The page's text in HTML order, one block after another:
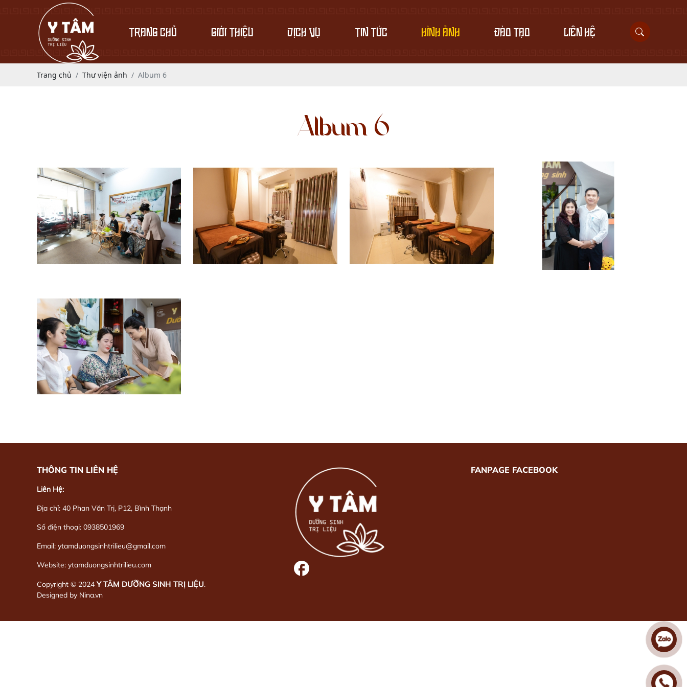
TRANG CHỦ GIỚI THIỆU DỊCH VỤ TIN TỨC HÌNH ẢNH ĐÀO TẠO LIÊN HỆ
Trang chủ Thư viện ảnh Album 6
Album 6
THÔNG TIN LIÊN HỆ
Liên Hệ:
Địa chỉ: 40 Phan Văn Trị, P12, Bình Thạnh
Số điện thoại: 0938501969
Email: ytamduongsinhtrilieu@gmail.com
Website: ytamduongsinhtrilieu.com
Copyright © 2024Y TÂM DƯỠNG SINH TRỊ LIỆU.
Designed by Nina.vn
FANPAGE FACEBOOK